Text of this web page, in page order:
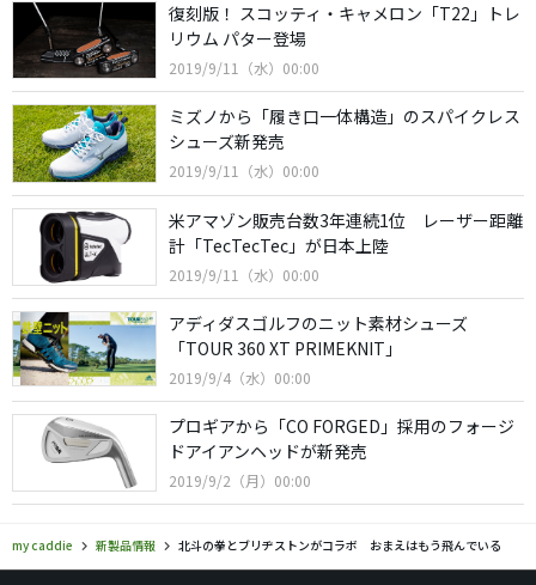
復刻版！ スコッティ・キャメロン「T22」トレ
リウム パター登場
2019/9/11（水）00:00
ミズノから「履き口一体構造」のスパイクレス
シューズ新発売
2019/9/11（水）00:00
米アマゾン販売台数3年連続1位 レーザー距離
計「TecTecTec」が日本上陸
2019/9/11（水）00:00
アディダスゴルフのニット素材シューズ
「TOUR 360 XT PRIMEKNIT」
2019/9/4（水）00:00
プロギアから「CO FORGED」採用のフォージ
ドアイアンヘッドが新発売
2019/9/2（月）00:00
my caddie 新製品情報 北斗の拳とブリヂストンがコラボ おまえはもう飛んでいる